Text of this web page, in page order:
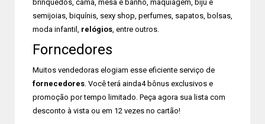
brinquedos, cama, mesa e banho, maquiagem, biju e
semijoias, biquínis, sexy shop, perfumes, sapatos, bolsas,
moda infantil, relógios, entre outros.
Forncedores
Muitos vendedoras elogiam esse eficiente serviço de
fornecedores. Você terá ainda4 bônus exclusivos e
promoção por tempo limitado. Peça agora sua lista com
desconto à vista ou em 12 vezes no cartão!